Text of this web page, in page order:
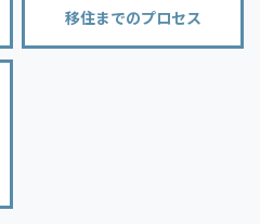
移住までのプロセス